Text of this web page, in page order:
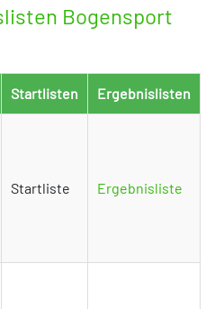
Bogensport
Startlisten Ergebnislisten
Startliste Ergebnisliste